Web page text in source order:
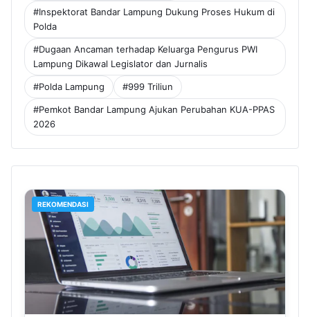
#Inspektorat Bandar Lampung Dukung Proses Hukum di
Polda
#Dugaan Ancaman terhadap Keluarga Pengurus PWI
Lampung Dikawal Legislator dan Jurnalis
#Polda Lampung #999 Triliun
#Pemkot Bandar Lampung Ajukan Perubahan KUA-PPAS
2026
REKOMENDASI